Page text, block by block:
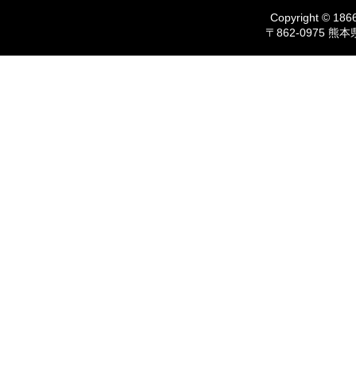
Copyright ©
〒862-0975 熊本